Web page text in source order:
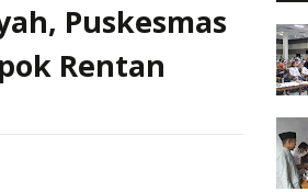
Puskesmas
Rentan